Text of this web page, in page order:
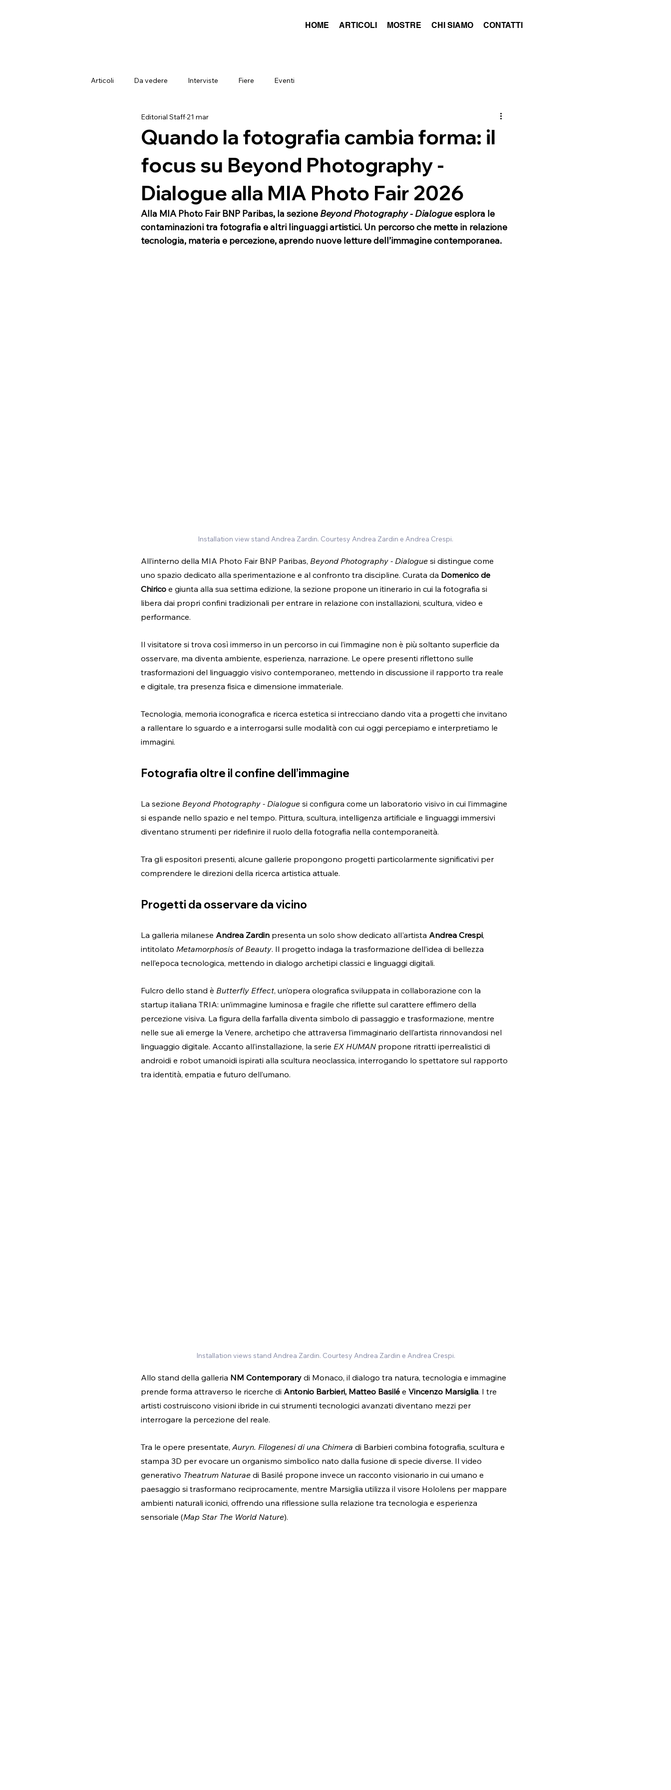
HOME ARTICOLI MOSTRE CHI SIAMO CONTATTI
Articoli Da vedere Interviste Fiere Eventi
Quando la fotografia cambia forma: il
focus su Beyond Photography -
Dialogue alla MIA Photo Fair 2026
Editorial Staff 21 mar
Alla MIA Photo Fair BNP Paribas, la sezione Beyond Photography - Dialogue esplora le
contaminazioni tra fotografia e altri linguaggi artistici. Un percorso che mette in relazione
tecnologia, materia e percezione, aprendo nuove letture dell’immagine contemporanea.
Installation view stand Andrea Zardin. Courtesy Andrea Zardin e Andrea Crespi.
All’interno della MIA Photo Fair BNP Paribas, Beyond Photography - Dialogue si distingue come
uno spazio dedicato alla sperimentazione e al confronto tra discipline. Curata da Domenico de
Chirico e giunta alla sua settima edizione, la sezione propone un itinerario in cui la fotografia si
libera dai propri confini tradizionali per entrare in relazione con installazioni, scultura, video e
performance.
Il visitatore si trova così immerso in un percorso in cui l’immagine non è più soltanto superficie da
osservare, ma diventa ambiente, esperienza, narrazione. Le opere presenti riflettono sulle
trasformazioni del linguaggio visivo contemporaneo, mettendo in discussione il rapporto tra reale
e digitale, tra presenza fisica e dimensione immateriale.
Tecnologia, memoria iconografica e ricerca estetica si intrecciano dando vita a progetti che invitano
a rallentare lo sguardo e a interrogarsi sulle modalità con cui oggi percepiamo e interpretiamo le
immagini.
Fotografia oltre il confine dell’immagine
La sezione Beyond Photography - Dialogue si configura come un laboratorio visivo in cui l’immagine
si espande nello spazio e nel tempo. Pittura, scultura, intelligenza artificiale e linguaggi immersivi
diventano strumenti per ridefinire il ruolo della fotografia nella contemporaneità.
Tra gli espositori presenti, alcune gallerie propongono progetti particolarmente significativi per
comprendere le direzioni della ricerca artistica attuale.
Progetti da osservare da vicino
La galleria milanese Andrea Zardin presenta un solo show dedicato all'artista Andrea Crespi,
intitolato Metamorphosis of Beauty. Il progetto indaga la trasformazione dell’idea di bellezza
nell’epoca tecnologica, mettendo in dialogo archetipi classici e linguaggi digitali.
Fulcro dello stand è Butterfly Effect, un’opera olografica sviluppata in collaborazione con la
startup italiana TRIA: un’immagine luminosa e fragile che riflette sul carattere effimero della
percezione visiva. La figura della farfalla diventa simbolo di passaggio e trasformazione, mentre
nelle sue ali emerge la Venere, archetipo che attraversa l’immaginario dell’artista rinnovandosi nel
linguaggio digitale. Accanto all’installazione, la serie EX HUMAN propone ritratti iperrealistici di
androidi e robot umanoidi ispirati alla scultura neoclassica, interrogando lo spettatore sul rapporto
tra identità, empatia e futuro dell’umano.
Installation views stand Andrea Zardin. Courtesy Andrea Zardin e Andrea Crespi.
Allo stand della galleria NM Contemporary di Monaco, il dialogo tra natura, tecnologia e immagine
prende forma attraverso le ricerche di Antonio Barbieri, Matteo Basilé e Vincenzo Marsiglia. I tre
artisti costruiscono visioni ibride in cui strumenti tecnologici avanzati diventano mezzi per
interrogare la percezione del reale.
Tra le opere presentate, Auryn. Filogenesi di una Chimera di Barbieri combina fotografia, scultura e
stampa 3D per evocare un organismo simbolico nato dalla fusione di specie diverse. Il video
generativo Theatrum Naturae di Basilé propone invece un racconto visionario in cui umano e
paesaggio si trasformano reciprocamente, mentre Marsiglia utilizza il visore Hololens per mappare
ambienti naturali iconici, offrendo una riflessione sulla relazione tra tecnologia e esperienza
sensoriale (Map Star The World Nature).